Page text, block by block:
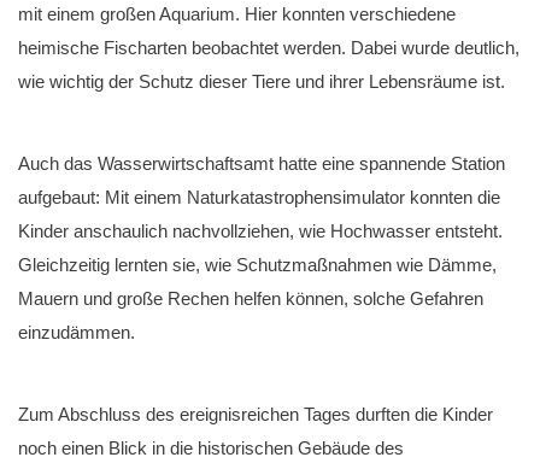
mit einem großen Aquarium. Hier konnten verschiedene
heimische Fischarten beobachtet werden. Dabei wurde deutlich,
wie wichtig der Schutz dieser Tiere und ihrer Lebensräume ist.
Auch das Wasserwirtschaftsamt hatte eine spannende Station
aufgebaut: Mit einem Naturkatastrophensimulator konnten die
Kinder anschaulich nachvollziehen, wie Hochwasser entsteht.
Gleichzeitig lernten sie, wie Schutzmaßnahmen wie Dämme,
Mauern und große Rechen helfen können, solche Gefahren
einzudämmen.
Zum Abschluss des ereignisreichen Tages durften die Kinder
noch einen Blick in die historischen Gebäude des